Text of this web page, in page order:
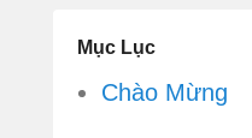
Mục Lục
Chào Mừng